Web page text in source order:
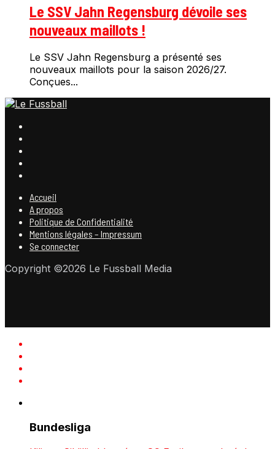
Le SSV Jahn Regensburg dévoile ses
nouveaux maillots !
Le SSV Jahn Regensburg a présenté ses
nouveaux maillots pour la saison 2026/27.
Conçues...
Accueil
A propos
Politique de Confidentialité
Mentions légales – Impressum
Se connecter
Copyright ©2026 Le Fussball Media
Bundesliga